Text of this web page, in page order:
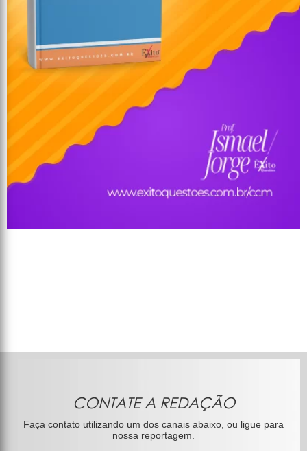
CONTATE A REDAÇÃO
Faça contato utilizando um dos canais abaixo, ou ligue para
nossa reportagem.